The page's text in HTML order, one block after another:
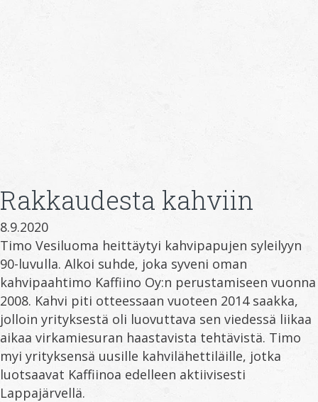
Rakkaudesta kahviin
8.9.2020
Timo Vesiluoma heittäytyi kahvipapujen syleilyyn
90-luvulla. Alkoi suhde, joka syveni oman
kahvipaahtimo Kaffiino Oy:n perustamiseen vuonna
2008. Kahvi piti otteessaan vuoteen 2014 saakka,
jolloin yrityksestä oli luovuttava sen viedessä liikaa
aikaa virkamiesuran haastavista tehtävistä. Timo
myi yrityksensä uusille kahvilähettiläille, jotka
luotsaavat Kaffiinoa edelleen aktiivisesti
Lappajärvellä.